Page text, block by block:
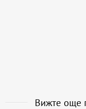
Вижте още